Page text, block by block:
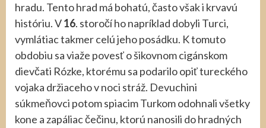
hradu. Tento hrad má bohatú, často však i krvavú
históriu. V16. storočí ho napríklad dobyli Turci,
vymlátiac takmer celú jeho posádku. K tomuto
obdobiu sa viaže povesť o šikovnom cigánskom
dievčati Rózke, ktorému sa podarilo opiť tureckého
vojaka držiaceho v noci stráž. Devuchini
súkmeňovci potom spiacim Turkom odohnali všetky
kone a zapáliac čečinu, ktorú nanosili do hradných